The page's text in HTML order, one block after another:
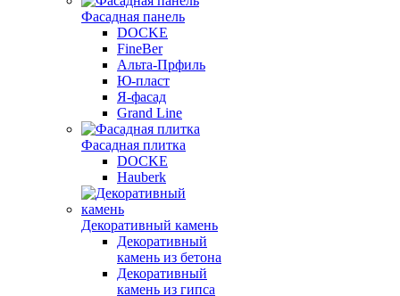
Фасадная панель
DOCKE
FineBer
Альта-Прфиль
Ю-пласт
Я-фасад
Grand Line
Фасадная плитка
DOCKE
Hauberk
Декоративный камень
Декоративный
камень из бетона
Декоративный
камень из гипса